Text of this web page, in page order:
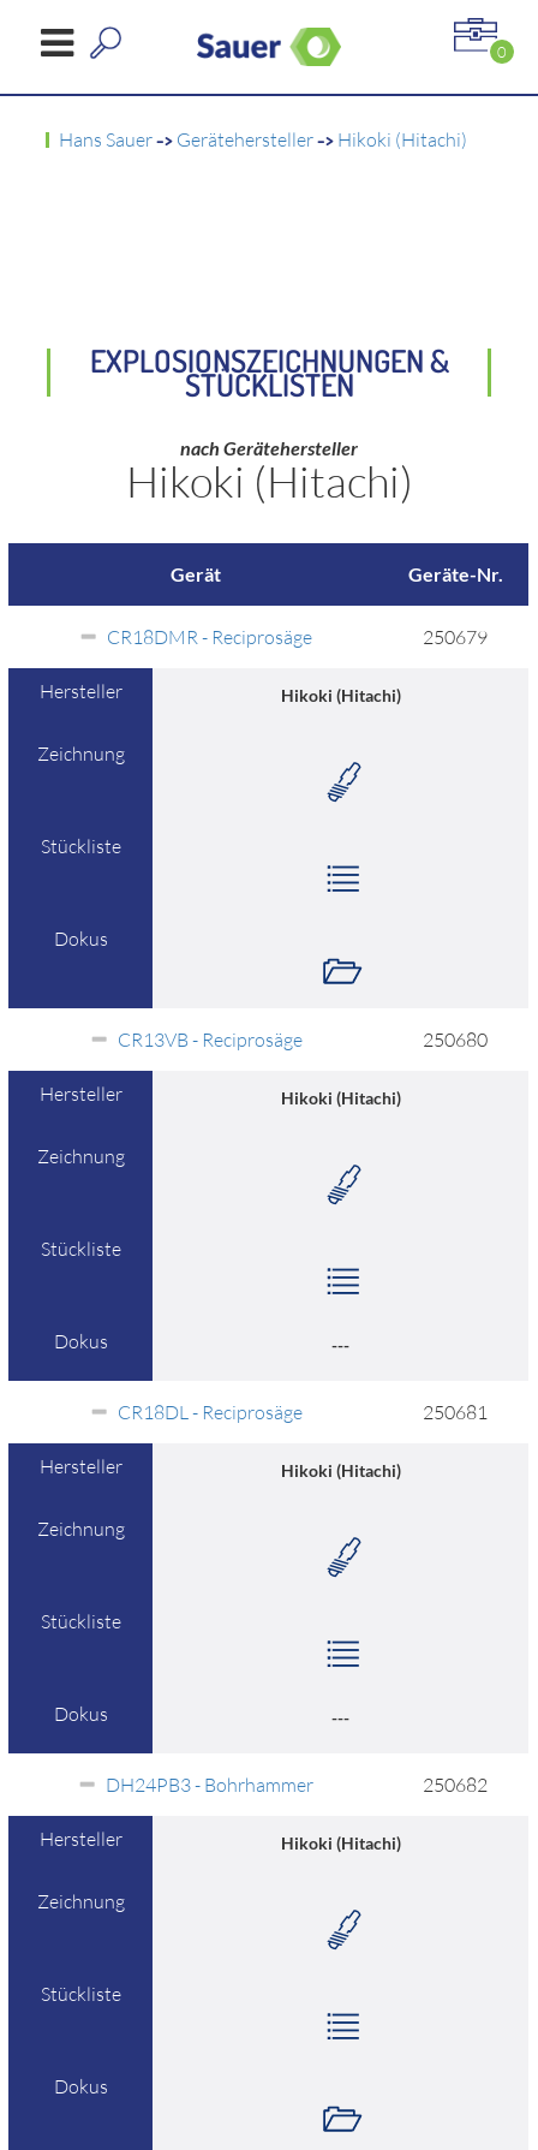
0
Hans Sauer-> Gerätehersteller-> Hikoki (Hitachi)
EXPLOSIONSZEICHNUNGEN &
STÜCKLISTEN
nach Gerätehersteller
Hikoki (Hitachi)
Gerät Geräte-Nr.
CR18DMR - Reciprosäge 250679
Hersteller Hikoki (Hitachi)
Zeichnung
Stückliste
Dokus
CR13VB - Reciprosäge 250680
Hersteller Hikoki (Hitachi)
Zeichnung
Stückliste
Dokus ---
CR18DL - Reciprosäge 250681
Hersteller Hikoki (Hitachi)
Zeichnung
Stückliste
Dokus ---
DH24PB3 - Bohrhammer 250682
Hersteller Hikoki (Hitachi)
Zeichnung
Stückliste
Dokus